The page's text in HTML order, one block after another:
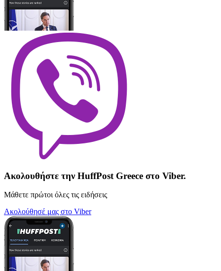
Ακολουθήστε την HuffPost Greece στο Viber.
Μάθετε πρώτοι όλες τις ειδήσεις
Ακολούθησέ μας στο Viber